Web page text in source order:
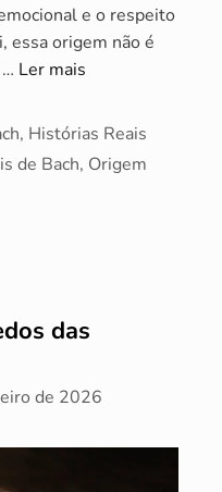
e o respeito
essa origem não é
Ler mais
, Histórias Reais
de Bach, Origem
das
de 2026